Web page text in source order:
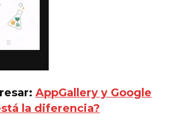
AppGallery y Google
la diferencia?